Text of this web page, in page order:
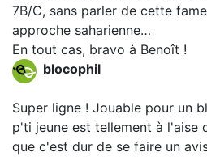
7B/C, sans parler de cette
approche saharienne…
En tout cas, bravo à Benoît !
blocophil
Super ligne ! Jouable pour un
p'ti jeune est tellement à l'aise
que c'est dur de se faire un